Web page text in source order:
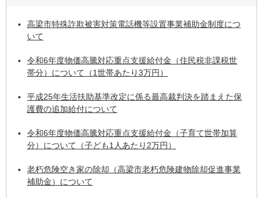
高梁市特殊詐欺被害対策電話機等設置事業補助金制度につ
いて
令和6年度物価高騰対応重点支援給付金（住民税非課税世
帯分）について（1世帯あたり3万円）
平成25年生活扶助基準改定に係る最高裁判決を踏まえた保
護費の追加給付について
令和6年度物価高騰対応重点支援給付金（子育て世帯加算
分）について（子ども1人あたり2万円）
老朽危険空き家の除却（高梁市老朽危険建物除却促進事業
補助金）について